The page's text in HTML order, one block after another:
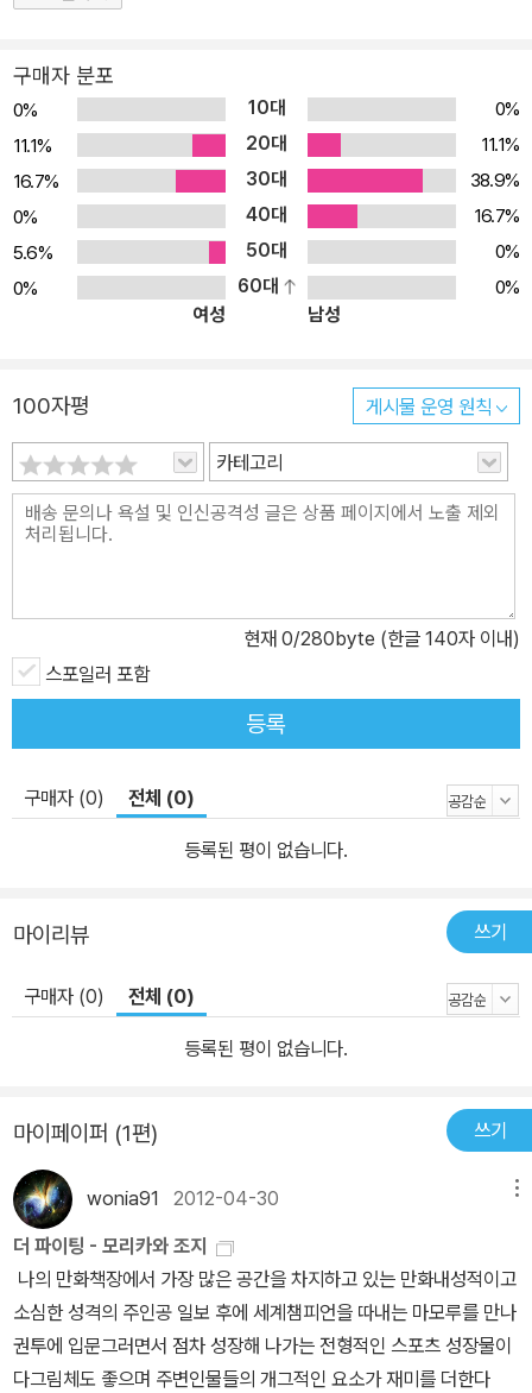
구매자 분포
0% 10대
0%
11.1%
20대
11.1%
16.7%
30대
38.9%
0%
40대
16.7%
5.6%
50대
0%
0%
60대
0%
여성
남성
100자평 게시물 운영 원칙
카테고리
현재 0/280byte (한글 140자 이내)
스포일러 포함
등록
구매자 (0) 전체 (0)
등록된 평이 없습니다.
마이리뷰 쓰기
구매자 (0) 전체 (0)
등록된 평이 없습니다.
마이페이퍼 (1편) 쓰기
wonia91 2012-04-30
더 파이팅 - 모리카와 조지
나의 만화책장에서 가장 많은 공간을 차지하고 있는 만화내성적이고
소심한 성격의 주인공 일보 후에 세계챔피언을 따내는 마모루를 만나
권투에 입문그러면서 점차 성장해 나가는 전형적인 스포츠 성장물이
다그림체도 좋으며 주변인물들의 개그적인 요소가 재미를 더한다